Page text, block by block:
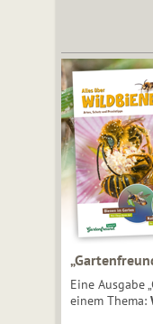
Eine Ausgabe
einem Thema: